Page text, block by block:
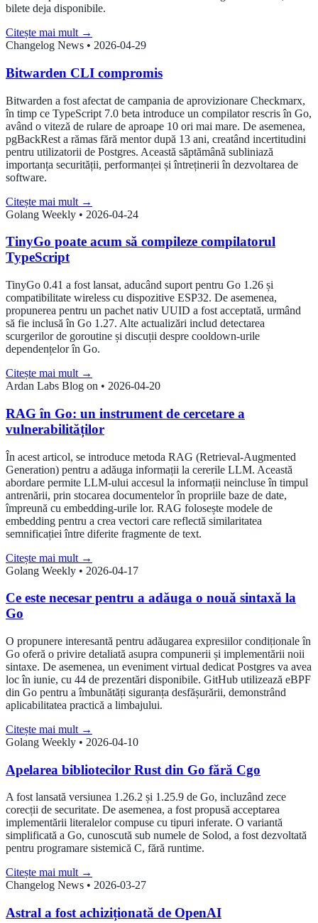
bilete deja disponibile.
Citește mai mult →
Changelog News • 2026-04-29
Bitwarden CLI compromis
Bitwarden a fost afectat de campania de aprovizionare Checkmarx,
în timp ce TypeScript 7.0 beta introduce un compilator rescris în Go,
având o viteză de rulare de aproape 10 ori mai mare. De asemenea,
pgBackRest a rămas fără mentor după 13 ani, creatând incertitudini
pentru utilizatorii de Postgres. Această săptămână subliniază
importanța securității, performanței și întreținerii în dezvoltarea de
software.
Citește mai mult →
Golang Weekly • 2026-04-24
TinyGo poate acum să compileze compilatorul
TypeScript
TinyGo 0.41 a fost lansat, aducând suport pentru Go 1.26 și
compatibilitate wireless cu dispozitive ESP32. De asemenea,
propunerea pentru un pachet nativ UUID a fost acceptată, urmând
să fie inclusă în Go 1.27. Alte actualizări includ detectarea
scurgerilor de goroutine și discuții despre cooldown-urile
dependențelor în Go.
Citește mai mult →
Ardan Labs Blog on • 2026-04-20
RAG în Go: un instrument de cercetare a
vulnerabilităților
În acest articol, se introduce metoda RAG (Retrieval-Augmented
Generation) pentru a adăuga informații la cererile LLM. Această
abordare permite LLM-ului accesul la informații neincluse în timpul
antrenării, prin stocarea documentelor în propriile baze de date,
împreună cu embedding-urile lor. RAG folosește modele de
embedding pentru a crea vectori care reflectă similaritatea
semnificației între diferite fragmente de text.
Citește mai mult →
Golang Weekly • 2026-04-17
Ce este necesar pentru a adăuga o nouă sintaxă la
Go
O propunere interesantă pentru adăugarea expresiilor condiționale în
Go oferă o privire detaliată asupra compunerii și implementării noii
sintaxe. De asemenea, un eveniment virtual dedicat Postgres va avea
loc în iunie, cu 44 de prezentări disponibile. GitHub utilizează eBPF
din Go pentru a îmbunătăți siguranța desfășurării, demonstrând
aplicabilitatea practică a limbajului.
Citește mai mult →
Golang Weekly • 2026-04-10
Apelarea bibliotecilor Rust din Go fără Cgo
A fost lansată versiunea 1.26.2 și 1.25.9 de Go, incluzând zece
corecții de securitate. De asemenea, a fost propusă acceptarea
implementării literalelor compuse cu tipuri inferate. O variantă
simplificată a Go, cunoscută sub numele de Solod, a fost dezvoltată
pentru programare sistemică C, fără runtime.
Citește mai mult →
Changelog News • 2026-03-27
Astral a fost achiziționată de OpenAI